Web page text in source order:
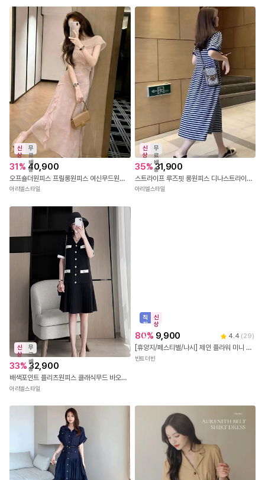
신
상
무
료
배
송
31% 40,900
오프숄더원피스 프릴롱원피스 여신무드원피스 핑크올렛원피스
아리엘스타일
신
상
무
료
배
송
35%31,900
스트라이프 루즈핏 롱원피스 디나스트라이프원피스
아리엘스타일
신
상
무
료
배
송
33% 32,900
배색포인트 플리츠원피스 클래식무드 바오네원피스
아리엘스타일
직
신